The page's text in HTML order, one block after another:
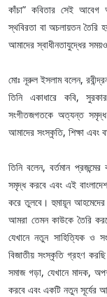
কাঁচা” কবিতার সেই আবেগ
স্থবিরতা বা অচলায়তন তৈরি
আমাদের স্বাধীনতাযুদ্ধের
মোঃ নূরুল ইসলাম বলেন,
তিনি একাধারে কবি,
সংগীতজগতকে অত্যন্ত সমৃদ্ধ
আমাদের সংস্কৃতি, শিক্ষা এবং
তিনি বলেন, বর্তমান
সমৃদ্ধ করবে এবং এই
করে তুলবে। হুমায়ূন আহমেদের
আমরা তেমন কাউকে তৈরি
যেখানে নতুন সাহিত্যিক ও
বিজাতীয় সংস্কৃতি গ্রহণ
সমাজ গড়া, যেখানে মাদক,
করবে এবং একটি নতুন